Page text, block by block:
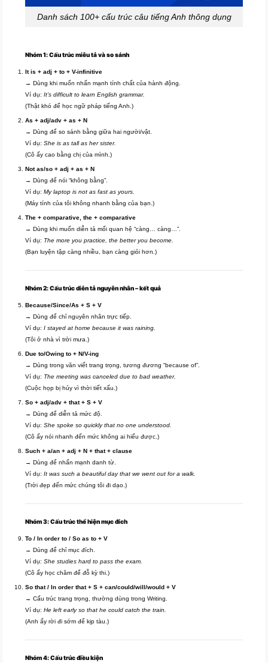
Danh sách 100+ cấu trúc câu tiếng Anh thông dụng
Nhóm 1: Cấu trúc miêu tả và so sánh
It is + adj + to + V-infinitive
→ Dùng khi muốn nhấn mạnh tính chất của hành động.
Ví dụ:It’s difficult to learn English grammar.
(Thật khó để học ngữ pháp tiếng Anh.)
As + adj/adv + as + N
→ Dùng để so sánh bằng giữa hai người/vật.
Ví dụ:She is as tall as her sister.
(Cô ấy cao bằng chị của mình.)
Not as/so + adj + as + N
→ Dùng để nói “không bằng”.
Ví dụ:My laptop is not as fast as yours.
(Máy tính của tôi không nhanh bằng của bạn.)
The + comparative, the + comparative
→ Dùng khi muốn diễn tả mối quan hệ “càng… càng…”.
Ví dụ: The more you practice, the better you become.
(Bạn luyện tập càng nhiều, bạn càng giỏi hơn.)
Nhóm 2: Cấu trúc diễn tả nguyên nhân – kết quả
Because/Since/As + S + V
→ Dùng để chỉ nguyên nhân trực tiếp.
Ví dụ:I stayed at home because it was raining.
(Tôi ở nhà vì trời mưa.)
Due to/Owing to + N/V-ing
→ Dùng trong văn viết trang trọng, tương đương “because of”.
Ví dụ: The meeting was canceled due to bad weather.
(Cuộc họp bị hủy vì thời tiết xấu.)
So + adj/adv + that + S + V
→ Dùng để diễn tả mức độ.
Ví dụ:She spoke so quickly that no one understood.
(Cô ấy nói nhanh đến mức không ai hiểu được.)
Such + a/an + adj + N + that + clause
→ Dùng để nhấn mạnh danh từ.
Ví dụ:It was such a beautiful day that we went out for a walk.
(Trời đẹp đến mức chúng tôi đi dạo.)
Nhóm 3: Cấu trúc thể hiện mục đích
To / In order to / So as to + V
→ Dùng để chỉ mục đích.
Ví dụ:She studies hard to pass the exam.
(Cô ấy học chăm để đỗ kỳ thi.)
So that / In order that + S + can/could/will/would + V
→ Cấu trúc trang trọng, thường dùng trong Writing.
Ví dụ:He left early so that he could catch the train.
(Anh ấy rời đi sớm để kịp tàu.)
Nhóm 4: Cấu trúc điều kiện